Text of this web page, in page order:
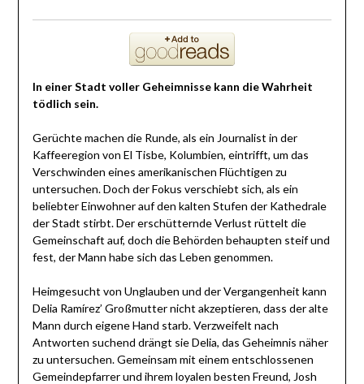
In einer Stadt voller Geheimnisse kann die Wahrheit
tödlich sein.
Gerüchte machen die Runde, als ein Journalist in der
Kaffeeregion von El Tisbe, Kolumbien, eintrifft, um das
Verschwinden eines amerikanischen Flüchtigen zu
untersuchen. Doch der Fokus verschiebt sich, als ein
beliebter Einwohner auf den kalten Stufen der Kathedrale
der Stadt stirbt. Der erschütternde Verlust rüttelt die
Gemeinschaft auf, doch die Behörden behaupten steif und
fest, der Mann habe sich das Leben genommen.
Heimgesucht von Unglauben und der Vergangenheit kann
Delia Ramírez’ Großmutter nicht akzeptieren, dass der alte
Mann durch eigene Hand starb. Verzweifelt nach
Antworten suchend drängt sie Delia, das Geheimnis näher
zu untersuchen. Gemeinsam mit einem entschlossenen
Gemeindepfarrer und ihrem loyalen besten Freund, Josh